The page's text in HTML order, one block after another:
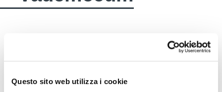
Questo sito web utilizza i cookie